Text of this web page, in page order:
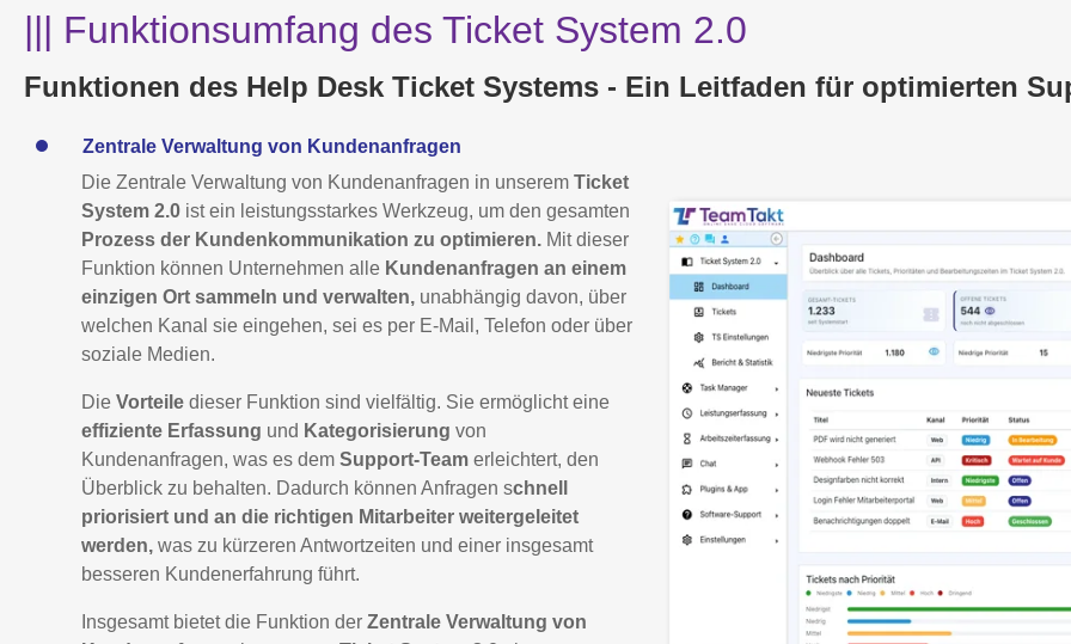
||| Funktionsumfang des Ticket System 2.0
Funktionen des Help Desk Ticket Systems - Ein Leitfaden für optimierten
Zentrale Verwaltung von Kundenanfragen
Die Zentrale Verwaltung von Kundenanfragen in unserem Ticket
System 2.0 ist ein leistungsstarkes Werkzeug, um den gesamten
Prozess der Kundenkommunikation zu optimieren. Mit dieser
Funktion können Unternehmen alle Kundenanfragen an einem
einzigen Ort sammeln und verwalten, unabhängig davon, über
welchen Kanal sie eingehen, sei es per E-Mail, Telefon oder über
soziale Medien.
Die Vorteile dieser Funktion sind vielfältig. Sie ermöglicht eine
effiziente Erfassung und Kategorisierung von
Kundenanfragen, was es dem Support-Team erleichtert, den
Überblick zu behalten. Dadurch können Anfragen schnell
priorisiert und an die richtigen Mitarbeiter weitergeleitet
werden, was zu kürzeren Antwortzeiten und einer insgesamt
besseren Kundenerfahrung führt.
Insgesamt bietet die Funktion der Zentrale Verwaltung von